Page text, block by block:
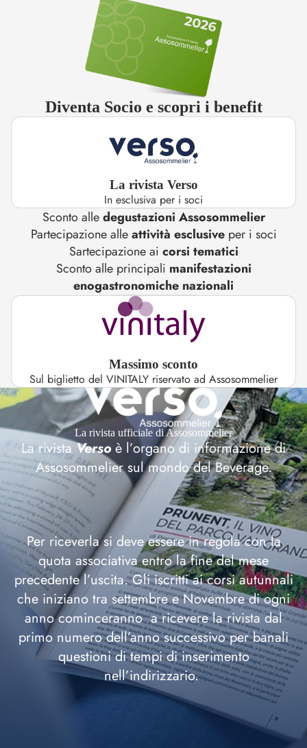
Diventa Socio e scopri i benefit
La rivista Verso
In esclusiva per i soci
Sconto alledegustazioni Assosommelier
Partecipazione alleattività esclusiveper i soci
Sartecipazione ai corsi tematici
Sconto alle principali manifestazioni
enogastronomiche nazionali
Massimo sconto
Sul biglietto del VINITALY riservato ad Assosommelier
La rivista ufficiale di Assosommelier
La rivistaVersoè l’organo di informazione di
Assosommelier sul mondo del Beverage.
Per riceverla si deve essere in regola con la
quota associativa entro la fine del mese
precedente l’uscita. Gli iscritti ai corsi autunnali
che iniziano tra settembre e Novembre di ogni
anno cominceranno a ricevere la rivista dal
primo numero dell’anno successivo per banali
questioni di tempi di inserimento
nell’indirizzario.